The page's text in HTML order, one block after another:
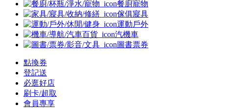
餐廚寵物
傢俱寢具
運動戶外
汽機車
圖書票券
點換券
登記送
必逛好店
刷卡/超取
會員專享